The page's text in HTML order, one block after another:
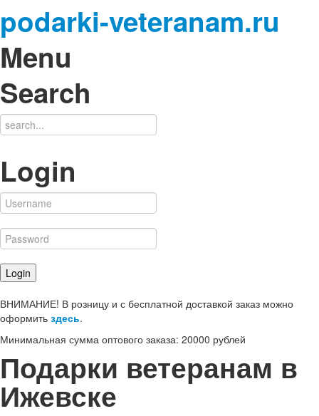
podarki-veteranam.ru
Menu
Search
Login
ВНИМАНИЕ! В розницу и с бесплатной доставкой заказ можно
оформить здесь.
Минимальная сумма оптового заказа: 20000 рублей
Подарки ветеранам в
Ижевске